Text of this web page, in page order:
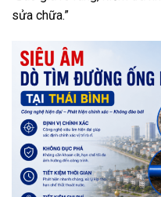
sửa chữa.”